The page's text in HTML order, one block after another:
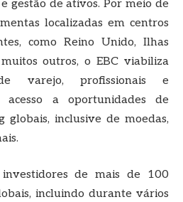
gestão de ativos. Por meio de
localizadas em centros
como Reino Unido, Ilhas
outros, o EBC viabiliza
varejo, profissionais e
acesso a oportunidades de
globais, inclusive de moedas,
de mais de 100
incluindo durante vários